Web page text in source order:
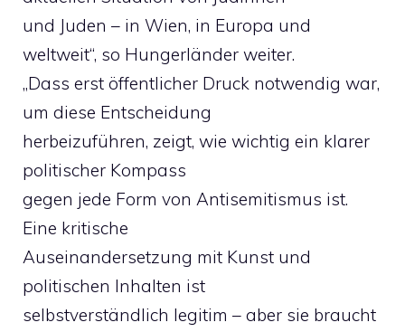
und Juden – in Wien, in Europa und
weltweit“, so Hungerländer weiter.
„Dass erst öffentlicher Druck notwendig war,
um diese Entscheidung
herbeizuführen, zeigt, wie wichtig ein klarer
politischer Kompass
gegen jede Form von Antisemitismus ist.
Eine kritische
Auseinandersetzung mit Kunst und
politischen Inhalten ist
selbstverständlich legitim – aber sie braucht